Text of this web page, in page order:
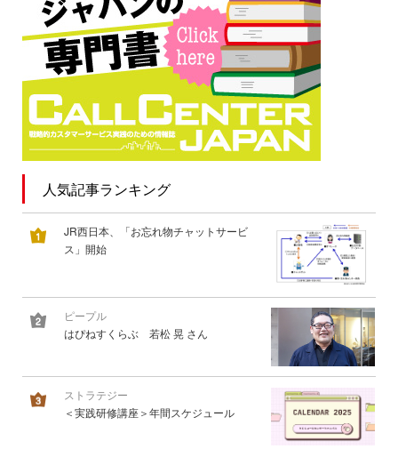
人気記事ランキング
JR西日本、「お忘れ物チャットサービ
ス」開始
ピープル
はぴねすくらぶ 若松 晃 さん
ストラテジー
＜実践研修講座＞年間スケジュール